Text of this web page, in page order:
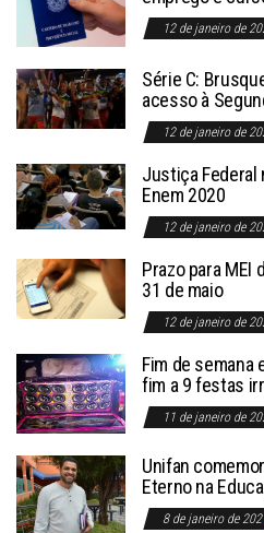
12 de janeiro de
Série C:
acesso à
12 de janeiro de
Justiça Federal
Enem 2020
12 de janeiro de
Prazo para MEI
31 de maio
12 de janeiro de
Fim de semana
fim a 9 festas
11 de janeiro de
Unifan
Eterno na
8 de janeiro de